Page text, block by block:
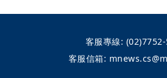
客服專線:
客服信箱: